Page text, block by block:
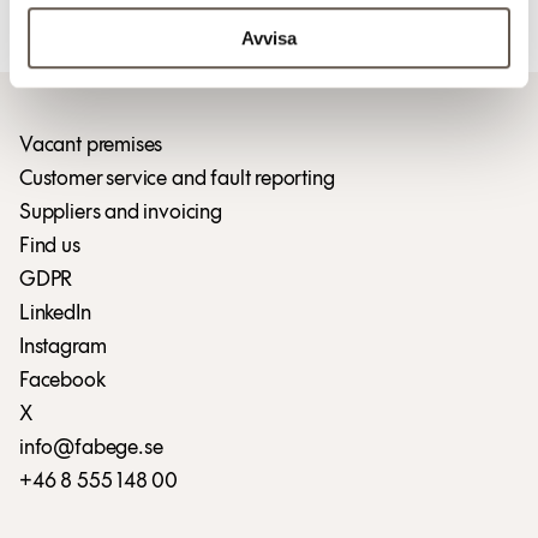
Avvisa
Vacant premises
Customer service and fault reporting
Suppliers and invoicing
Find us
GDPR
LinkedIn
Instagram
Facebook
X
info@fabege.se
+46 8 555 148 00